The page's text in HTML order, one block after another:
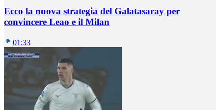
Ecco la nuova strategia del Galatasaray per
convincere Leao e il Milan
01:33